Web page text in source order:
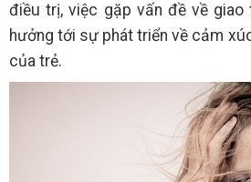
điều trị, việc gặp vấn đề về giao
hưởng tới sự phát triển về cảm
của trẻ.